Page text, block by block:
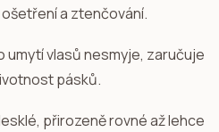
a ztenčování.
umytí vlasů nesmyje, zaručuje
pásků.
přirozeně rovné až lehce